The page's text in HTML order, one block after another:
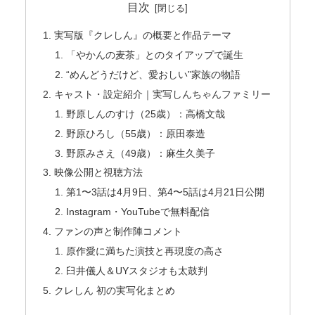
目次
実写版『クレしん』の概要と作品テーマ
「やかんの麦茶」とのタイアップで誕生
“めんどうだけど、愛おしい”家族の物語
キャスト・設定紹介｜実写しんちゃんファミリー
野原しんのすけ（25歳）：高橋文哉
野原ひろし（55歳）：原田泰造
野原みさえ（49歳）：麻生久美子
映像公開と視聴方法
第1〜3話は4月9日、第4〜5話は4月21日公開
Instagram・YouTubeで無料配信
ファンの声と制作陣コメント
原作愛に満ちた演技と再現度の高さ
臼井儀人＆UYスタジオも太鼓判
クレしん 初の実写化まとめ